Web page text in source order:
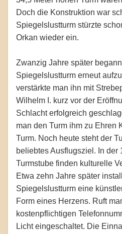
Doch die Konstruktion war
Spiegelslustturm stürzte
Orkan wieder ein.
Zwanzig Jahre später
Spiegelslustturm erneut
verstärkte man ihn mit
Wilhelm I. kurz vor der
Schlacht erfolgreich
man den Turm ihm zu Ehren
Turm. Noch heute steht der
beliebtes Ausflugsziel. In der
Turmstube finden kulturelle
Etwa zehn Jahre später
Spiegelslustturm eine
Form eines Herzens. Ruft
kostenpflichtigen
Licht eingeschaltet. Die